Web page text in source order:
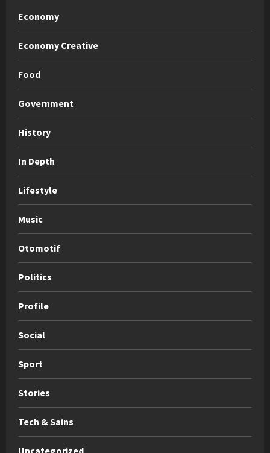
Economy
Economy Creative
Food
Government
History
In Depth
Lifestyle
Music
Otomotif
Politics
Profile
Social
Sport
Stories
Tech & Sains
Uncategorized